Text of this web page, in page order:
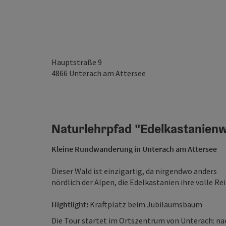
Hauptstraße 9
4866 Unterach am Attersee
Naturlehrpfad
Kleine Rundwanderung in Unterach am Attersee
Dieser Wald ist einzigartig, da nirgendwo anders
nördlich der Alpen, die Edelkastanien ihre volle
Hightlight: Kraftplatz beim Jubiläumsbaum
Die Tour startet im Ortszentrum von Unterach: